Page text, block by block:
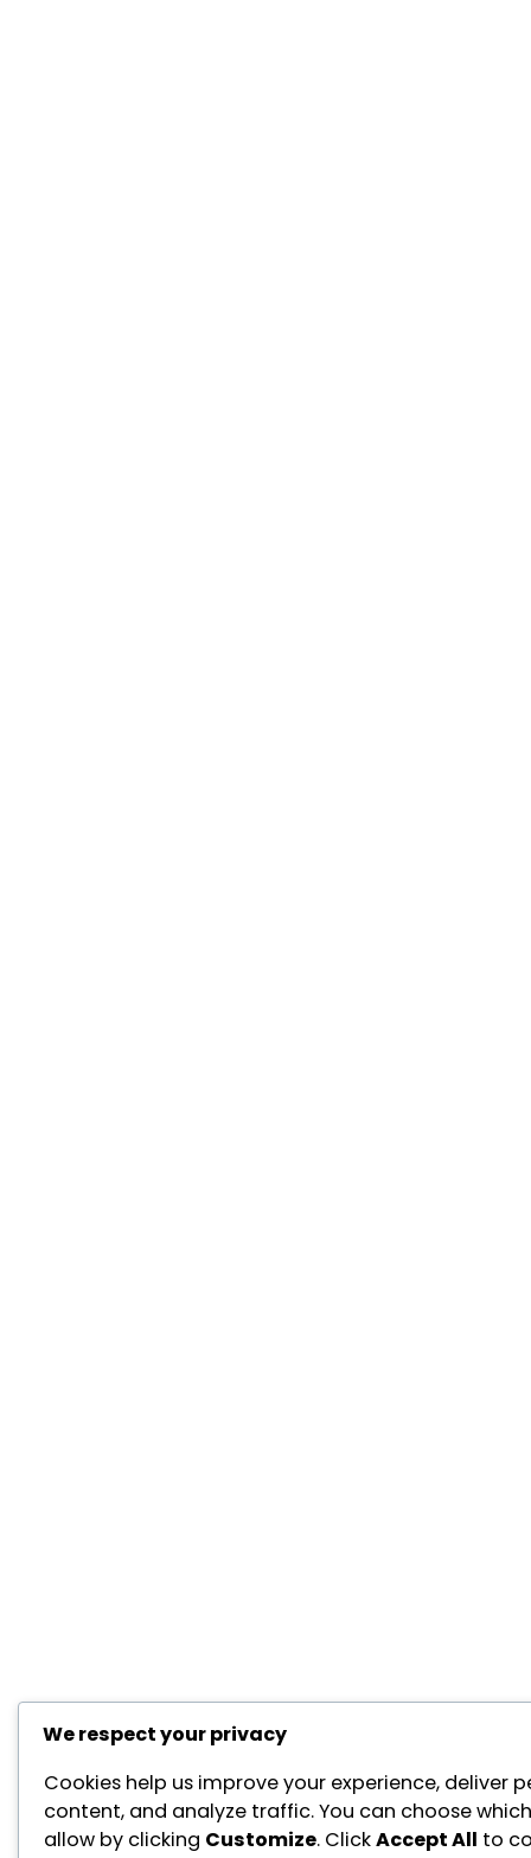
We respect your privacy
Cookies help us improve your experience, deliver
content, and analyze traffic. You can choose
allow by clicking Customize. ClickAccept All to